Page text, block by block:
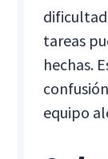
tareas
hechas.
equipo